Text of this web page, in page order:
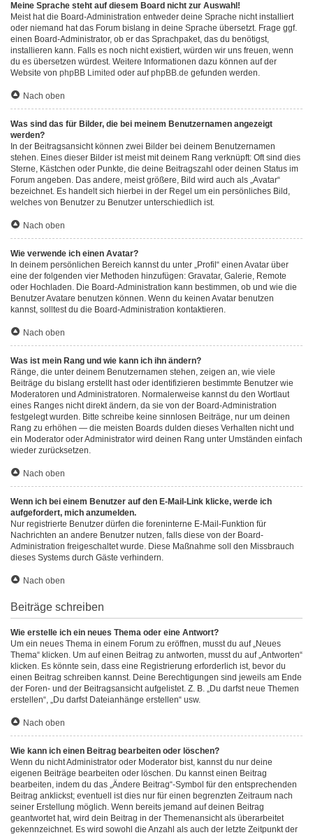
Meine Sprache steht auf diesem Board nicht zur Auswahl!
Meist hat die Board-Administration entweder deine Sprache nicht installiert
oder niemand hat das Forum bislang in deine Sprache übersetzt. Frage ggf.
einen Board-Administrator, ob er das Sprachpaket, das du benötigst,
installieren kann. Falls es noch nicht existiert, würden wir uns freuen, wenn
du es übersetzen würdest. Weitere Informationen dazu können auf der
Website von phpBB Limited oder aufphpBB.de gefunden werden.
Nach oben
Was sind das für Bilder, die bei meinem Benutzernamen angezeigt
werden?
In der Beitragsansicht können zwei Bilder bei deinem Benutzernamen
stehen. Eines dieser Bilder ist meist mit deinem Rang verknüpft: Oft sind dies
Sterne, Kästchen oder Punkte, die deine Beitragszahl oder deinen Status im
Forum angeben. Das andere, meist größere, Bild wird auch als „Avatar“
bezeichnet. Es handelt sich hierbei in der Regel um ein persönliches Bild,
welches von Benutzer zu Benutzer unterschiedlich ist.
Nach oben
Wie verwende ich einen Avatar?
In deinem persönlichen Bereich kannst du unter „Profil“ einen Avatar über
eine der folgenden vier Methoden hinzufügen: Gravatar, Galerie, Remote
oder Hochladen. Die Board-Administration kann bestimmen, ob und wie die
Benutzer Avatare benutzen können. Wenn du keinen Avatar benutzen
kannst, solltest du die Board-Administration kontaktieren.
Nach oben
Was ist mein Rang und wie kann ich ihn ändern?
Ränge, die unter deinem Benutzernamen stehen, zeigen an, wie viele
Beiträge du bislang erstellt hast oder identifizieren bestimmte Benutzer wie
Moderatoren und Administratoren. Normalerweise kannst du den Wortlaut
eines Ranges nicht direkt ändern, da sie von der Board-Administration
festgelegt wurden. Bitte schreibe keine sinnlosen Beiträge, nur um deinen
Rang zu erhöhen — die meisten Boards dulden dieses Verhalten nicht und
ein Moderator oder Administrator wird deinen Rang unter Umständen einfach
wieder zurücksetzen.
Nach oben
Wenn ich bei einem Benutzer auf den E-Mail-Link klicke, werde ich
aufgefordert, mich anzumelden.
Nur registrierte Benutzer dürfen die foreninterne E-Mail-Funktion für
Nachrichten an andere Benutzer nutzen, falls diese von der Board-
Administration freigeschaltet wurde. Diese Maßnahme soll den Missbrauch
dieses Systems durch Gäste verhindern.
Nach oben
Beiträge schreiben
Wie erstelle ich ein neues Thema oder eine Antwort?
Um ein neues Thema in einem Forum zu eröffnen, musst du auf „Neues
Thema“ klicken. Um auf einen Beitrag zu antworten, musst du auf „Antworten“
klicken. Es könnte sein, dass eine Registrierung erforderlich ist, bevor du
einen Beitrag schreiben kannst. Deine Berechtigungen sind jeweils am Ende
der Foren- und der Beitragsansicht aufgelistet. Z. B. „Du darfst neue Themen
erstellen“, „Du darfst Dateianhänge erstellen“ usw.
Nach oben
Wie kann ich einen Beitrag bearbeiten oder löschen?
Wenn du nicht Administrator oder Moderator bist, kannst du nur deine
eigenen Beiträge bearbeiten oder löschen. Du kannst einen Beitrag
bearbeiten, indem du das „Ändere Beitrag“-Symbol für den entsprechenden
Beitrag anklickst; eventuell ist dies nur für einen begrenzten Zeitraum nach
seiner Erstellung möglich. Wenn bereits jemand auf deinen Beitrag
geantwortet hat, wird dein Beitrag in der Themenansicht als überarbeitet
gekennzeichnet. Es wird sowohl die Anzahl als auch der letzte Zeitpunkt der